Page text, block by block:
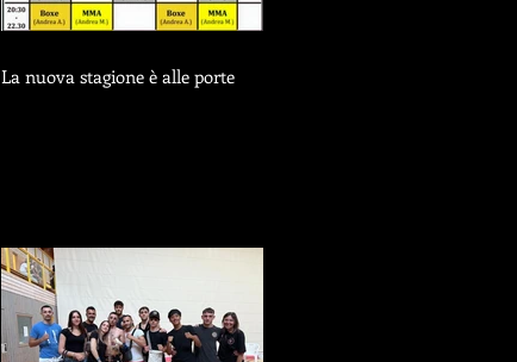
La nuova stagione è alle porte